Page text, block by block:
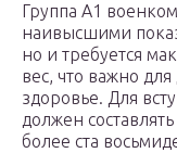
Группа А1
наивысшими
но и требуется
вес, что важно
здоровье. Для
должен
более ста